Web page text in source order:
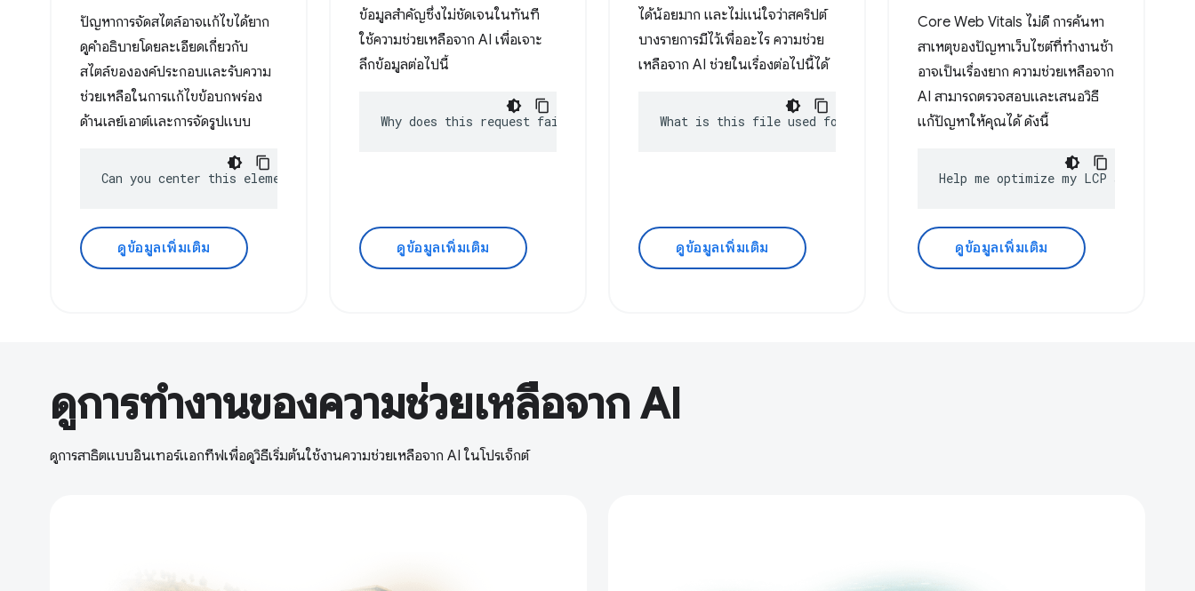
ปัญหาการจัดสไตล์อาจแก้ไขได้ยาก
ดูคำอธิบายโดยละเอียดเกี่ยวกับ
สไตล์ขององค์ประกอบและรับความ
ช่วยเหลือในการแก้ไขข้อบกพร่อง
ด้านเลย์เอาต์และการจัดรูปแบบ
Can you center this element?
ดูข้อมูลเพิ่มเติม
ข้อมูลสำคัญซึ่งไม่ชัดเจนในทันที
ใช้ความช่วยเหลือจาก AI เพื่อเจาะ
ลึกข้อมูลต่อไปนี้
Why does this request fail?
ดูข้อมูลเพิ่มเติม
ได้น้อยมาก และไม่แน่ใจว่าสคริปต์
บางรายการมีไว้เพื่ออะไร ความช่วย
เหลือจาก AI ช่วยในเรื่องต่อไปนี้ได้
What is this file used for?
ดูข้อมูลเพิ่มเติม
Core Web Vitals ไม่ดี การค้นหา
สาเหตุของปัญหาเว็บไซต์ที่ทำงานช้า
อาจเป็นเรื่องยาก ความช่วยเหลือจาก
AI สามารถตรวจสอบและเสนอวิธี
แก้ปัญหาให้คุณได้ ดังนี้
Help me optimize my LCP score
ดูข้อมูลเพิ่มเติม
ดูการทำงานของความช่วยเหลือจาก AI
ดูการสาธิตแบบอินเทอร์แอกทีฟเพื่อดูวิธีเริ่มต้นใช้งานความช่วยเหลือจาก AI ในโปรเจ็กต์